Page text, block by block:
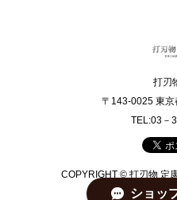
打刃
〒143-0025 東
TEL:03－
COPYRIGHT © 打刃物 定
ショッ